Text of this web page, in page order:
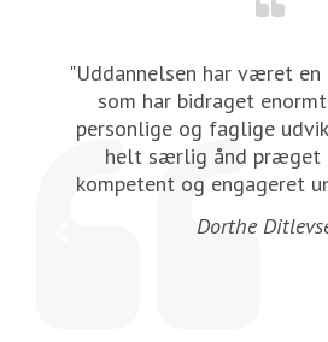
"Uddannelsen har været
som har bidraget
personlige og faglige
helt særlig ånd præget
kompetent og engageret
Dorthe